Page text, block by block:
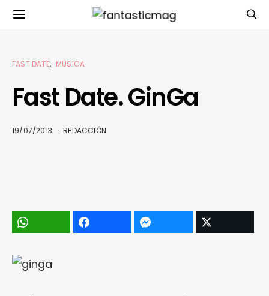
FAST DATE MÚSICA
Fast Date. GinGa
19/07/2013 REDACCIÓN